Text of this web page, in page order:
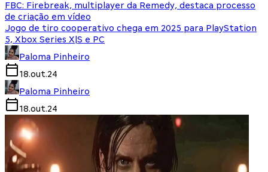
FBC: Firebreak, multiplayer da Remedy, destaca processo
de criação em vídeo
Jogo de tiro cooperativo chega em 2025 para PlayStation
5, Xbox Series X|S e PC
Paloma Pinheiro
18.out.24
Paloma Pinheiro
18.out.24